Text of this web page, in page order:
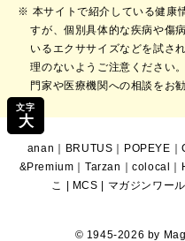
文字
大
本サイトで紹介している健康
すが、個別具体的な疾病や傷
いるエクササイズなどを試さ
理のないようご注意ください
門家や医療機関への相談をお
anan ｜ BRUTUS ｜ POPEYE ｜
&Premium ｜Tarzan ｜colocal ｜
こ
| MCS | マガジンワー
© 1945-2026 by